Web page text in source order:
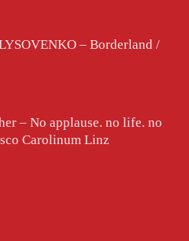
– Borderland /
– No applause. no life. no
Carolinum Linz